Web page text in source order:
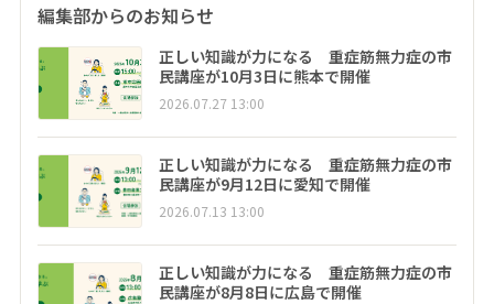
編集部からのお知らせ
正しい知識が力になる 重症筋無力症の市
民講座が10月3日に熊本で開催
2026.07.27 13:00
正しい知識が力になる 重症筋無力症の市
民講座が9月12日に愛知で開催
2026.07.13 13:00
正しい知識が力になる 重症筋無力症の市
民講座が8月8日に広島で開催